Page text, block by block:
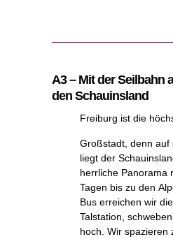
A3 – Mit der Seilbahn
den Schauinsland
Freiburg ist die
Großstadt, denn auf
liegt der
herrliche Panorama
Tagen bis zu den
Bus erreichen wir die
Talstation,
hoch. Wir spazieren